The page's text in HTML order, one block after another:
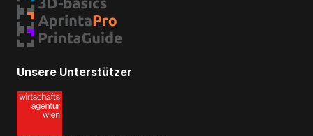
Unsere Unterstützer